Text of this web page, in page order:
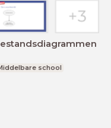
school